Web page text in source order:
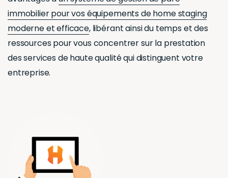
entreprise.
LOGICIEL DE GESTION DE
flexible avec
plusieurs
possibilités.